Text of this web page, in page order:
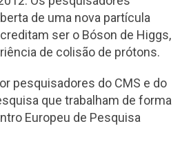
de uma nova partícula
ser o Bóson de Higgs,
de colisão de prótons.
pesquisadores do CMS e do
que trabalham de forma
Europeu de Pesquisa